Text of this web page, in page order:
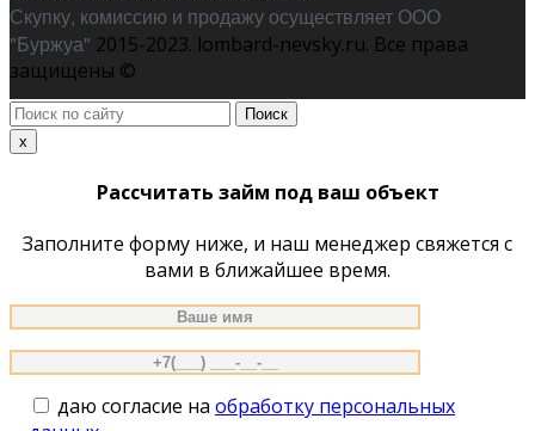
Скупку, комиссию и продажу осуществляет ООО
"Буржуа" 2015-2023. lombard-nevsky.ru. Все права
защищены ©
Поиск
по
x
Рассчитать займ под ваш объект
Заполните форму ниже, и наш менеджер свяжется с
вами в ближайшее время.
даю согласие на обработку персональных